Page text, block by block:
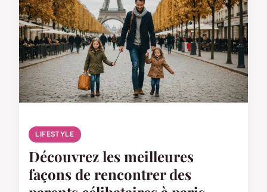
LIFESTYLE
Découvrez les meilleures
façons de rencontrer des